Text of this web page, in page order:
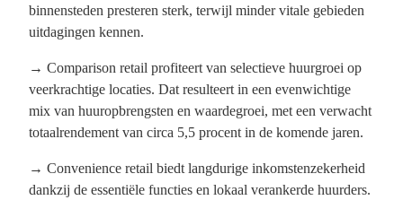
binnensteden presteren sterk, terwijl minder vitale gebieden
uitdagingen kennen.
→ Comparison retail profiteert van selectieve huurgroei op
veerkrachtige locaties. Dat resulteert in een evenwichtige
mix van huuropbrengsten en waardegroei, met een verwacht
totaalrendement van circa 5,5 procent in de komende jaren.
→ Convenience retail biedt langdurige inkomstenzekerheid
dankzij de essentiële functies en lokaal verankerde huurders.